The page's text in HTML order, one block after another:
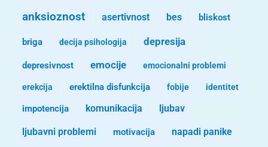
anksioznost asertivnost bes bliskost
briga decija psihologija depresija
depresivnost emocije emocionalni problemi
erekcija erektilna disfunkcija fobije identitet
impotencija komunikacija ljubav
ljubavni problemi motivacija napadi panike